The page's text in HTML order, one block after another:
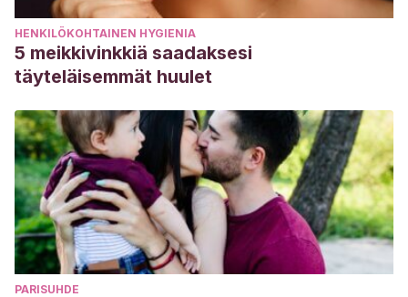
HENKILÖKOHTAINEN HYGIENIA
5 meikkivinkkiä saadaksesi
täyteläisemmät huulet
PARISUHDE